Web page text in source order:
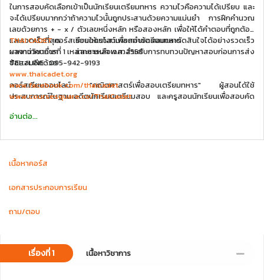
ในการสอบคัดเลือกเข้าเป็นนักเรียนเตรียมทหาร ความไวคือความได้เปรียบ และ
จะได้เปรียบมากกว่าถ้าความไวนั้นถูกประสานด้วยความแม่นยำ การฝึกคำนวณ
เลขด้วยการ + - x / ตัวเลขหนึ่งหลัก หรือสองหลัก เพื่อให้ได้คำตอบที่ถูกต้อง
และรวดเร็วที่สุด ช่วยให้เราสามารถทำข้อสอบและตัดสินใจได้อย่างรวดเร็ว
มากกว่าคนอื่นๆ และจะเหลือเวลาสำหรับการทบทวนปัญหาสอบก่อนการส่ง
ข้อสอบอีกด้วย
คอร์สเรียนออนไลน์ "คณิตศาสตร์เพื่อสอบเตรียมทหาร" ผู้สอนได้ใช้
ประสบการณ์ในฐานะอดีตนักเรียนเตรียมสอบ และครูสอนนักเรียนเพื่อสอบคัด
ยิ่งว่าจะเกิดประโยชน์อย่างสูงสุดสำหรับน้องๆ ทุกคน
--
THAI CADETคอร์สเรียนออนไลน์เพื่อสอบเตรียมทหาร
ผลงานวิชาการที่ 1 เหล่าทหารบก พ.ศ. 2558
TEL./LINE : 095-942-9193
www.thaicadet.org
www.facebook.com/thaicadet
www.coursesquare.co/ThaiCadet
อ่านต่อ...
เนื้อหาคอร์ส
เอกสารประกอบการเรียน
ถาม/ตอบ
เรื่องที่ 1 เนื้อหาวิชาการ